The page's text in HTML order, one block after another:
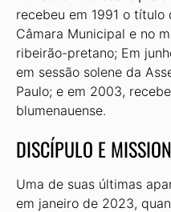
recebeu em 1991 o
Câmara Municipal e no
ribeirão-pretano; Em
em sessão solene da
Paulo; e em 2003,
blumenauense.
DISCÍPULO E
Uma de suas últimas
em janeiro de 2023,